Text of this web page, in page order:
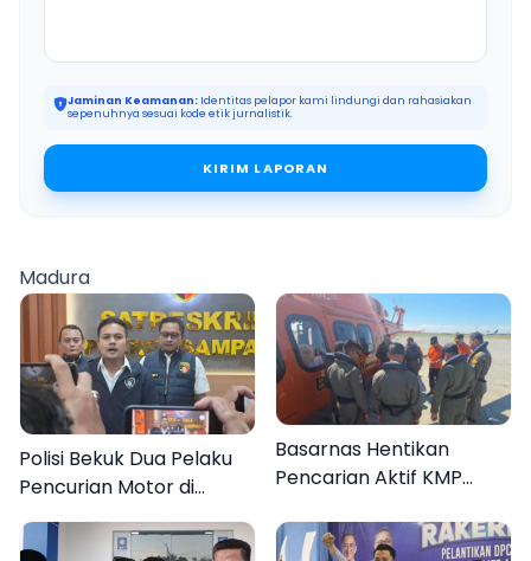
Jaminan Keamanan: Identitas pelapor kami lindungi dan rahasiakan
sepenuhnya sesuai kode etik jurnalistik.
KIRIM LAPORAN
Madura
Polisi Bekuk Dua Pelaku
Pencurian Motor di
Bajrasokah Sampang
Basarnas Hentikan
Pencarian Aktif KMP
Orang Masih Hilang